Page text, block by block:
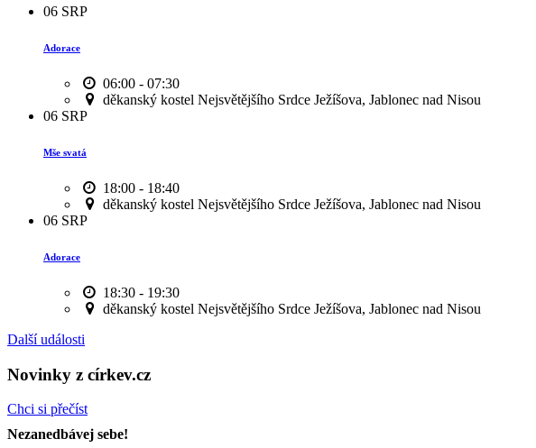
06 SRP
Adorace
06:00 - 07:30
děkanský kostel Nejsvětějšího Srdce Ježíšova, Jablonec nad Nisou
06 SRP
Mše svatá
18:00 - 18:40
děkanský kostel Nejsvětějšího Srdce Ježíšova, Jablonec nad Nisou
06 SRP
Adorace
18:30 - 19:30
děkanský kostel Nejsvětějšího Srdce Ježíšova, Jablonec nad Nisou
Další události
Novinky z církev.cz
Chci si přečíst
Nezanedbávej sebe!